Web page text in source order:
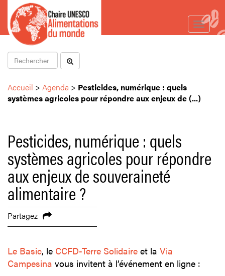
Toggle
Accueil > Agenda > Pesticides, numérique : quels
systèmes agricoles pour répondre aux enjeux de (...)
Pesticides, numérique : quels
systèmes agricoles pour répondre
aux enjeux de souveraineté
alimentaire ?
Partagez
Le Basic, le CCFD-Terre Solidaire et la Via
Campesina vous invitent à l’événement en ligne :